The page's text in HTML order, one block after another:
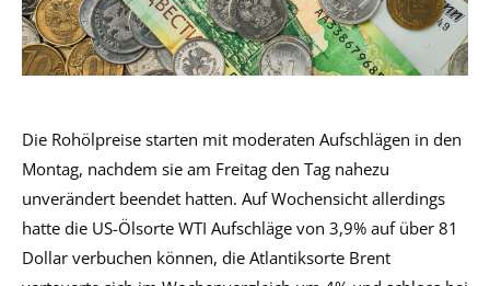
Die Rohölpreise starten mit moderaten Aufschlägen in den
Montag, nachdem sie am Freitag den Tag nahezu
unverändert beendet hatten. Auf Wochensicht allerdings
hatte die US-Ölsorte WTI Aufschläge von 3,9% auf über 81
Dollar verbuchen können, die Atlantiksorte Brent